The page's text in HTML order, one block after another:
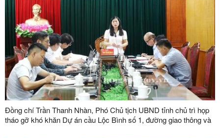
Đồng chí Trần Thanh Nhàn, Phó Chủ tịch UBND tỉnh chủ trì họp
tháo gỡ khó khăn Dự án cầu Lộc Bình số 1, đường giao thông và